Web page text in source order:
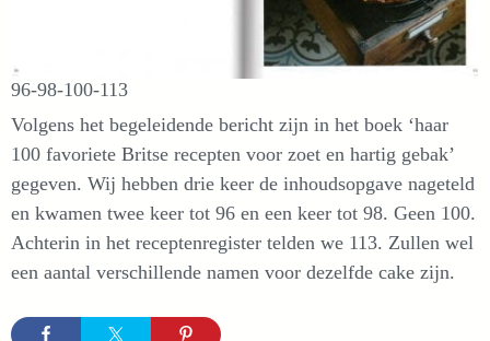
96-98-100-113
Volgens het begeleidende bericht zijn in het boek ‘haar
100 favoriete Britse recepten voor zoet en hartig gebak’
gegeven. Wij hebben drie keer de inhoudsopgave nageteld
en kwamen twee keer tot 96 en een keer tot 98. Geen 100.
Achterin in het receptenregister telden we 113. Zullen wel
een aantal verschillende namen voor dezelfde cake zijn.